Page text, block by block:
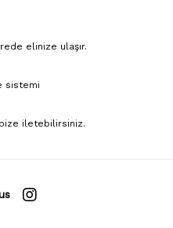
elinize ulaşır.
sistemi
iletebilirsiniz.